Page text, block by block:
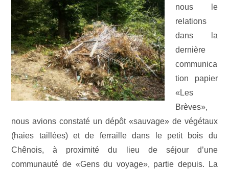
nous le
relations
dans la
dernière
communica
tion papier
«Les
Brèves»,
nous avions constaté un dépôt «sauvage» de végétaux
(haies taillées) et de ferraille dans le petit bois du
Chênois, à proximité du lieu de séjour d’une
communauté de «Gens du voyage», partie depuis. La